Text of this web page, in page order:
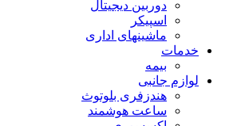
دوربین دیجیتال
اسپیکر
ماشینهای اداری
خدمات
بیمه
لوازم جانبی
هندزفری بلوتوث
ساعت هوشمند